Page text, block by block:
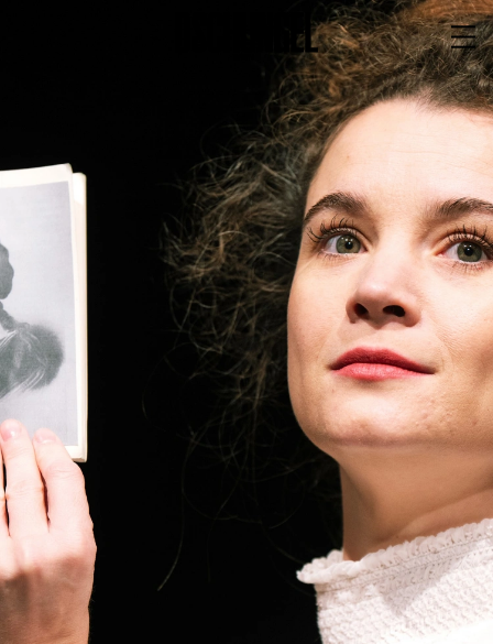
BARRIEREFREI
Vorstellungen
Wild & Schön Festival
Available for Touring
Archiv
MITSPIELEN
Macht Wahn Sinn
Kinder Kunst
Workshops
Abenteuernacht